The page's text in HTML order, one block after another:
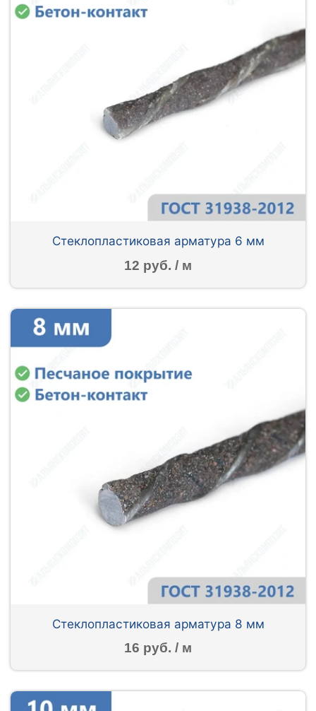
Стеклопластиковая арматура 6 мм
12 руб. / м
Стеклопластиковая арматура 8 мм
16 руб. / м